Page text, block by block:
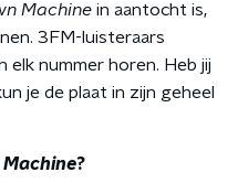
Machine in aantocht is,
3FM-luisteraars
elk nummer horen. Heb jij
je de plaat in zijn geheel
Machine?